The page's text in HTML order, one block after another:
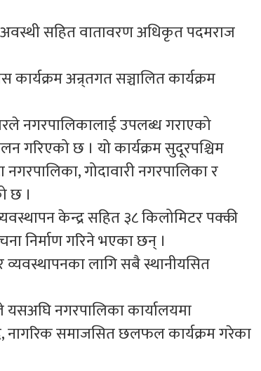
सहित वातावरण अधिकृत पदमराज
अन्र्तगत सञ्चालित कार्यक्रम
नगरपालिकालाई उपलब्ध गराएको
गरिएको छ । यो कार्यक्रम सुदूरपश्चिम
गोदावारी नगरपालिका र
छ ।
केन्द्र सहित ३८ किलोमिटर पक्की
निर्माण गरिने भएका छन् ।
व्यवस्थापनका लागि सबै स्थानीयसित
यसअघि नगरपालिका कार्यालयमा
नागरिक समाजसित छलफल कार्यक्रम गरेका